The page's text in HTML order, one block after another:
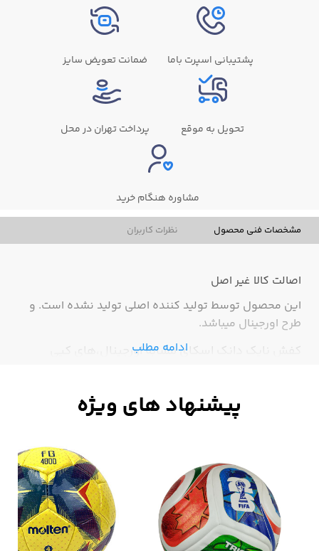
پشتیبانی اسپرت باما ضمانت تعویض سایز
تحویل به موقع پرداخت تهران در محل
مشاوره هنگام خرید
مشخصات فنی محصول نظرات کاربران
اصالت کالا غیر اصل
این محصول توسط تولید کننده اصلی تولید نشده است. و
طرح اورجینال میباشد.
کفش نایک دانک اسکای مشابه اورجینال،های کپی
ادامه مطلب